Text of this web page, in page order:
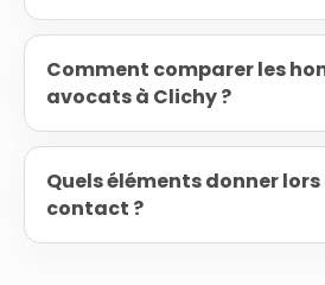
Comment comparer les
avocats à Clichy ?
Quels éléments donner
contact ?